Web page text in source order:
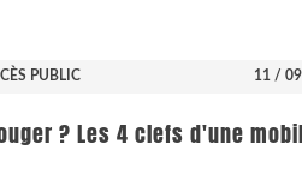
PUBLIC 11 /
? Les 4 clefs d'une